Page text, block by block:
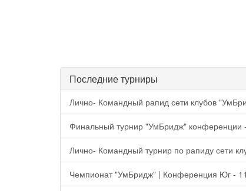
Последние турниры
Лично- Командный рапид сети клубов
Финальный турнир "УмБридж"
Лично- Командный турнир по рапиду сети
Чемпионат "УмБридж" | Конференция Юг -